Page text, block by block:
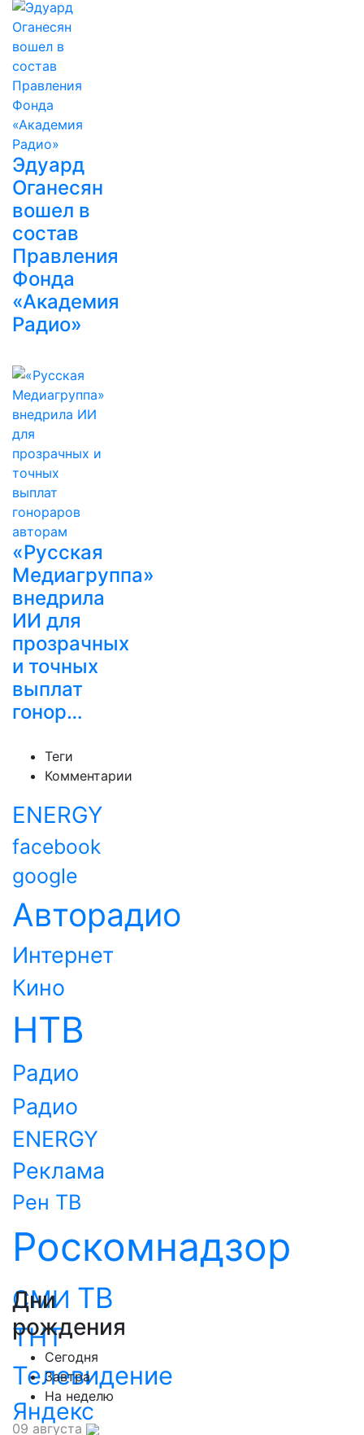
Эдуард
Оганесян
вошел в
состав
Правления
Фонда
«Академия
Радио»
«Русская
Медиагруппа»
внедрила
ИИ для
прозрачных
и точных
выплат
гонор…
Теги
Комментарии
ENERGY
facebook
google
Авторадио
Интернет
Кино
НТВ
Радио
Радио
ENERGY
Реклама
Рен ТВ
Роскомнадзор
СМИ ТВ
ТНТ
Телевидение
Яндекс
Дни
рождения
Сегодня
Завтра
На неделю
09 августа